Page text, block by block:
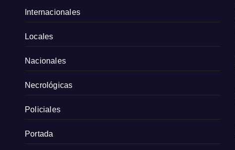
Internacionales
Locales
Nacionales
Necrológicas
Policiales
Portada